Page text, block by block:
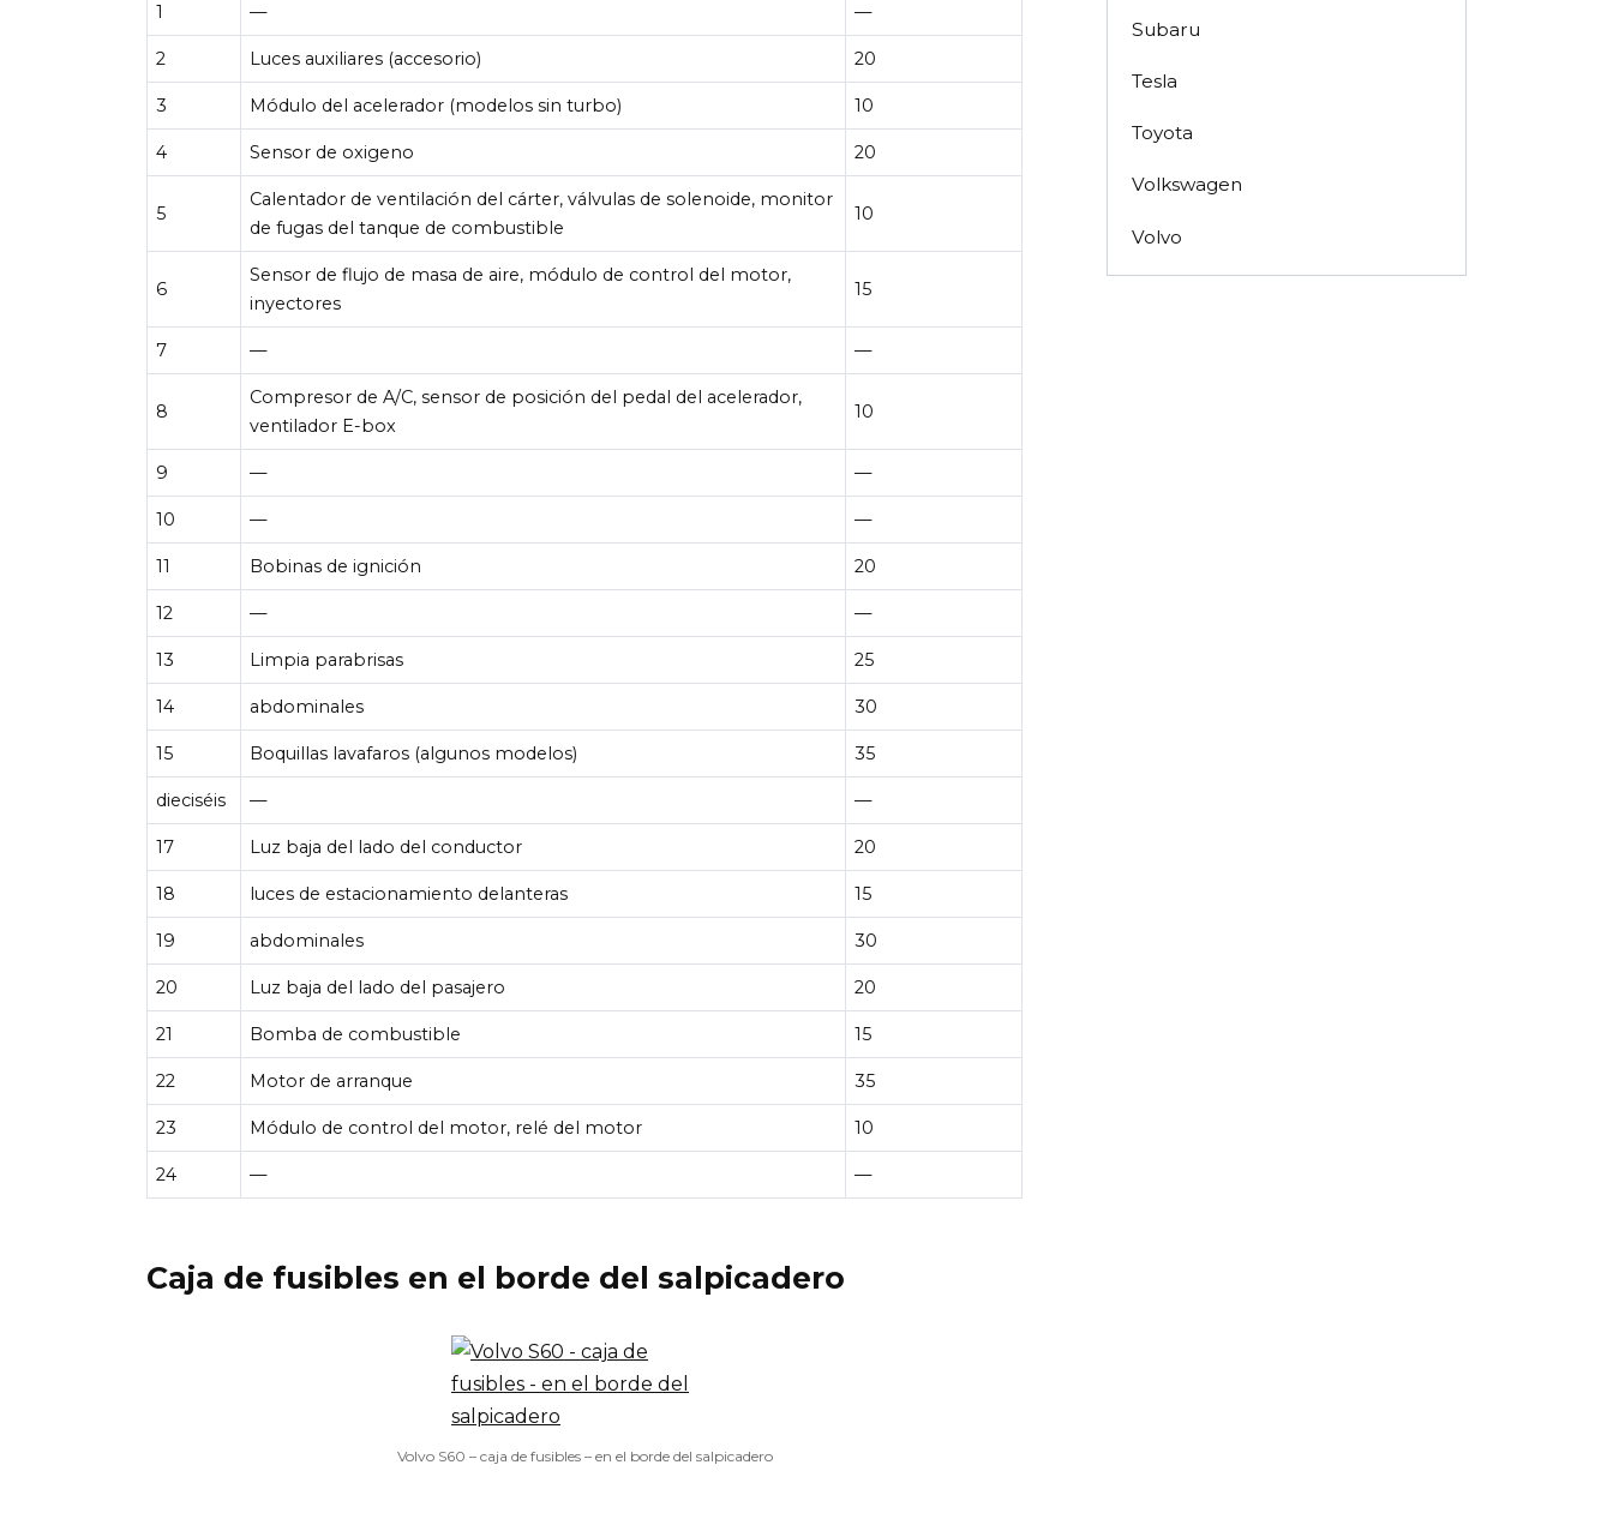
1 — —
2 Luces auxiliares (accesorio) 20
3 Módulo del acelerador (modelos sin turbo) 10
4 Sensor de oxigeno 20
5
Calentador de ventilación del cárter, válvulas de solenoide, monitor
de fugas del tanque de combustible
10
6
Sensor de flujo de masa de aire, módulo de control del motor,
inyectores
15
7 — —
8
Compresor de A/C, sensor de posición del pedal del acelerador,
ventilador E-box
10
9 — —
10 — —
11 Bobinas de ignición 20
12 — —
13 Limpia parabrisas 25
14 abdominales 30
15 Boquillas lavafaros (algunos modelos) 35
dieciséis — —
17 Luz baja del lado del conductor 20
18 luces de estacionamiento delanteras 15
19 abdominales 30
20 Luz baja del lado del pasajero 20
21 Bomba de combustible 15
22 Motor de arranque 35
23 Módulo de control del motor, relé del motor 10
24 — —
Caja de fusibles en el borde del salpicadero
Volvo S60 – caja de fusibles – en el borde del salpicadero
Subaru
Tesla
Toyota
Volkswagen
Volvo